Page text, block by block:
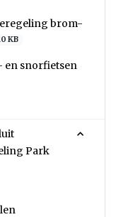
brom-
KB
en snorfietsen
Park